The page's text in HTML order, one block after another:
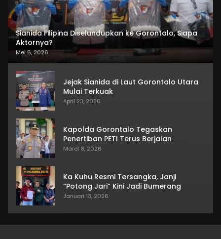
Sianida Filipina Diselundupkan ke Gorontalo, Siapa
Aktornya?
Mei 6, 2026
Jejak Sianida di Laut Gorontalo Utara
Mulai Terkuak
April 23, 2026
Kapolda Gorontalo Tegaskan
Penertiban PETI Terus Berjalan
Maret 8, 2026
Ka Kuhu Resmi Tersangka, Janji
“Potong Jari” Kini Jadi Bumerang
Januari 13, 2026